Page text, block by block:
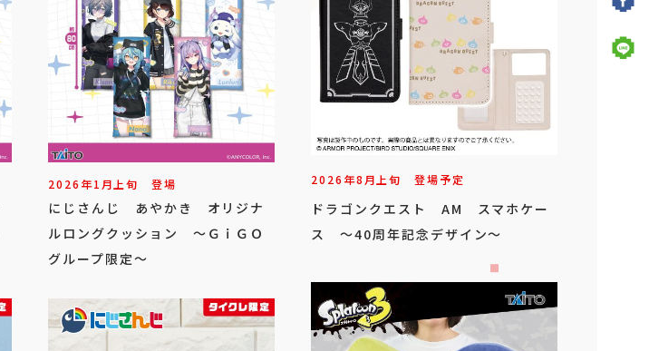
2026年1月上旬 登場
にじさんじ あやかき オリジナ
ルロングクッション ～ＧｉＧＯ
グループ限定～
2026年8月上旬 登場予定
ドラゴンクエスト AM スマホケー
ス ～40周年記念デザイン～